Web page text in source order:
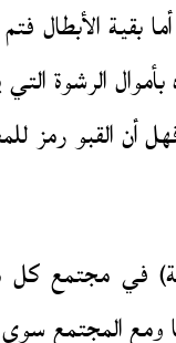
والأم والابنة
بأموال الرشوة
أن القبو رمز
في مجتمع
المجتمع سوى